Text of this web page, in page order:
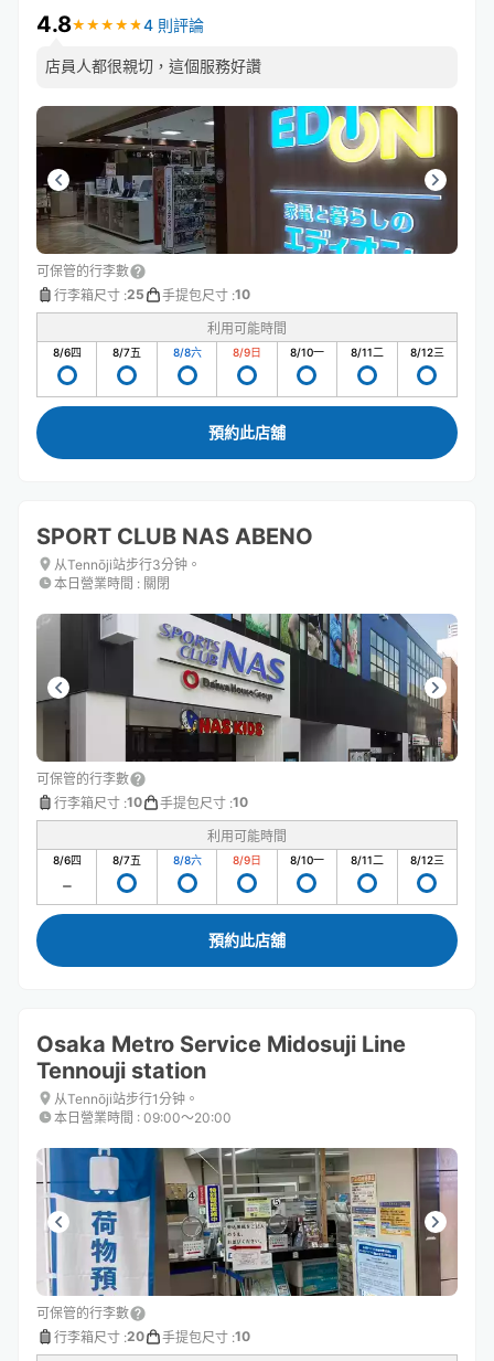
4.8★ ★ ★ ★ ★
★ ★ ★ ★ ★ 4 則評論
店員人都很親切，這個服務好讚
可保管的行李數
行李箱尺寸 :25 手提包尺寸 :10
利用可能時間
8/6四 8/7五 8/8六 8/9日 8/10一 8/11二 8/12三
預約此店舖
SPORT CLUB NAS ABENO
从Tennōji站步行3分钟。
本日營業時間 : 關閉
可保管的行李數
行李箱尺寸 :10 手提包尺寸 :10
利用可能時間
8/6四 8/7五 8/8六 8/9日 8/10一 8/11二 8/12三
預約此店舖
Osaka Metro Service Midosuji Line
Tennouji station
从Tennōji站步行1分钟。
本日營業時間 : 09:00〜20:00
可保管的行李數
行李箱尺寸 :20 手提包尺寸 :10